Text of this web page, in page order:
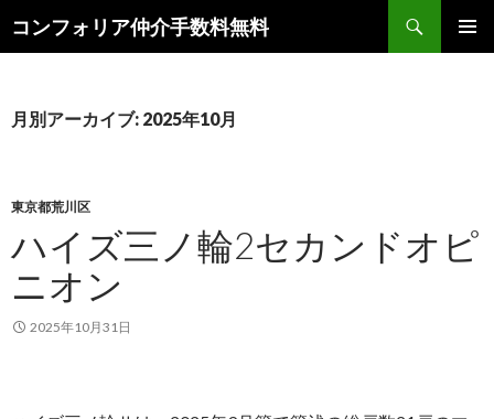
コンフォリア仲介手数料無料
索
ン
キ
プ
月別アーカイブ: 2025年10月
東京都荒川区
ハイズ三ノ輪2セカンドオピ
ニオン
2025年10月31日